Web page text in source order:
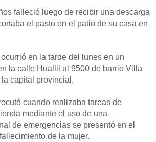
falleció luego de recibir una descarga
el pasto en el patio de su casa en
en la tarde del lunes en un
la calle Huallil al 9500 de barrio Villa
capital provincial.
cuando realizaba tareas de
mediante el uso de una
de emergencias se presentó en el
de la mujer.